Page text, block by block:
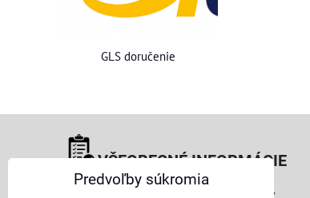
GLS doručenie
VŠEOBECNÉ INFORMÁCIE
Obchodné podmienky pre osoby
Predvoľby súkromia